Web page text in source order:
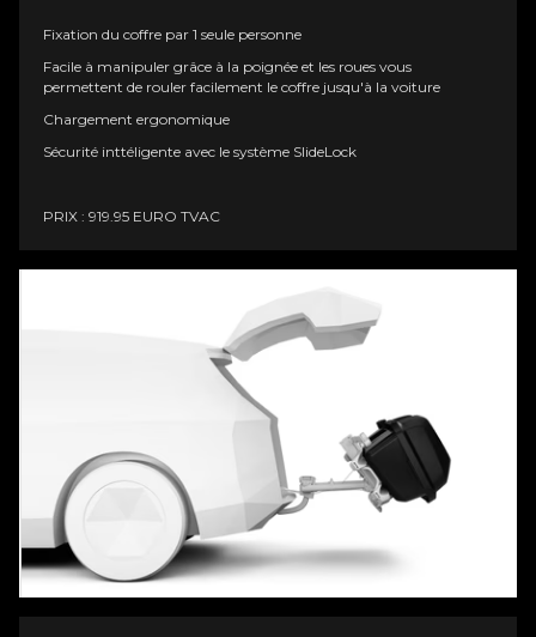
Fixation du coffre par 1 seule personne
Facile à manipuler grâce à la poignée et les roues vous
permettent de rouler facilement le coffre jusqu'à la voiture
Chargement ergonomique
Sécurité inttéligente avec le système SlideLock
PRIX : 919.95 EURO TVAC